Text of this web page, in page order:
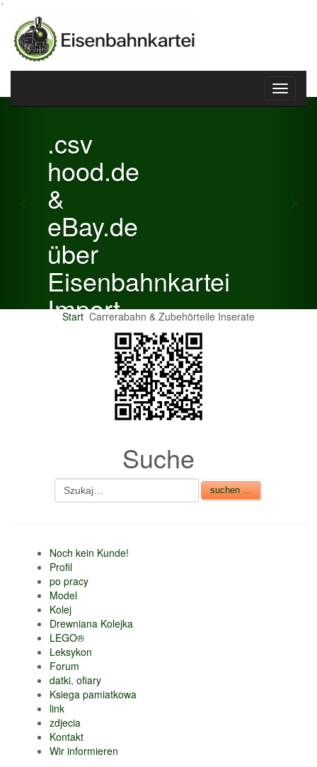
´
Toggle
.csv
hood.de
&
eBay.de
über
Eisenbahnkartei
Import
Verkaufsbetrag an
Gebühren je Inserat
CSV Import
Previous
Start Carrerabahn & Zubehörteile Inserate
Suche
Noch kein Kunde!
Profil
po pracy
Model
Kolej
Drewniana Kolejka
LEGO®
Leksykon
Forum
datki, ofiary
Ksiega pamiatkowa
link
zdjecia
Kontakt
Wir informieren